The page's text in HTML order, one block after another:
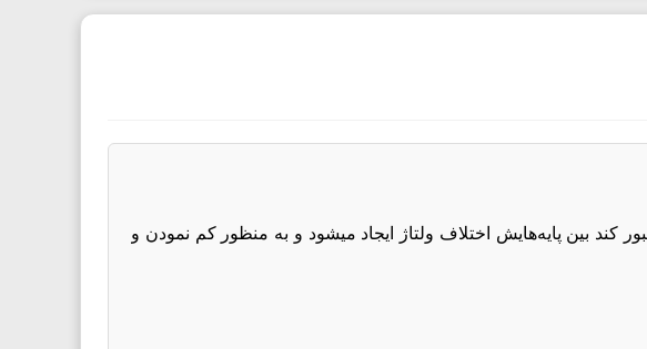
بین پایه‌هایش اختلاف ولتاژ ایجاد میشود و به منظور کم نمودن و